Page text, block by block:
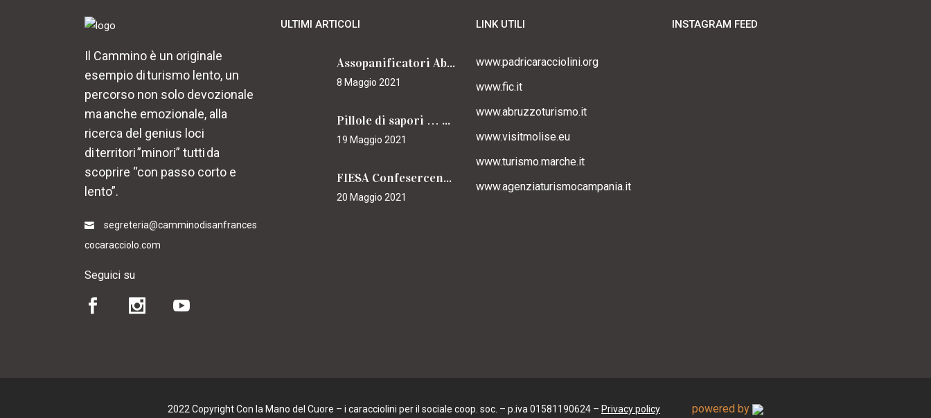
Il Cammino è un originale
esempio di turismo lento, un
percorso non solo devozionale
ma anche emozionale, alla
ricerca del genius loci
di territori ”minori” tutti da
scoprire “con passo corto e
lento”.
segreteria@camminodisanfrances
cocaracciolo.com
Seguici su
ULTIMI ARTICOLI
Assopanificatori Abruzzo e Molise insieme per il Cammino
8 Maggio 2021
Pillole di sapori … caracciolini
19 Maggio 2021
FIESA Confesercenti Campania per il Cammino
20 Maggio 2021
LINK UTILI
www.padricaracciolini.org
www.fic.it
www.abruzzoturismo.it
www.visitmolise.eu
www.turismo.marche.it
www.agenziaturismocampania.it
INSTAGRAM FEED
2022 Copyright Con la Mano del Cuore – i caracciolini per il sociale coop. soc. – p.iva 01581190624 – Privacy policy powered by